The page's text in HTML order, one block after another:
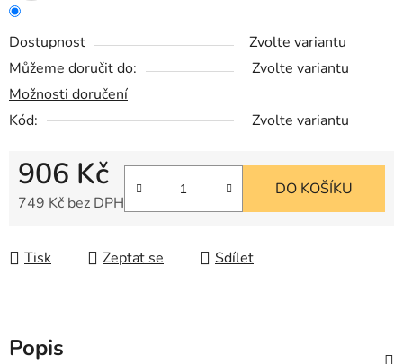
Dostupnost
Zvolte variantu
Můžeme doručit do:
Zvolte variantu
Možnosti doručení
Kód:
Zvolte variantu
906 Kč
749 Kč bez DPH
DO KOŠÍKU
Tisk Zeptat se Sdílet
Popis